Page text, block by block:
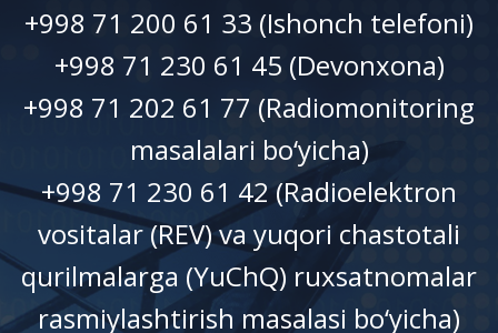
+998 71 200 61 33 (Ishonch telefoni)
+998 71 230 61 45 (Devonxonа)
+998 71 202 61 77 (Radiomonitoring
masalalari bo‘yicha)
+998 71 230 61 42 (Radioelektron
vositalar (REV) va yuqori chastotali
qurilmalarga (YuChQ) ruxsatnomalar
rasmiylashtirish masalasi bo‘yicha)